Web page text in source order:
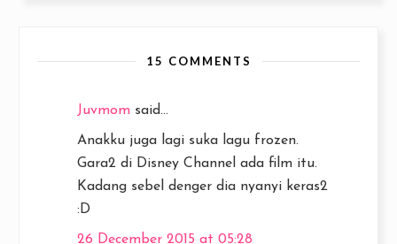
15 COMMENTS
Juvmom said...
Anakku juga lagi suka lagu frozen.
Gara2 di Disney Channel ada film itu.
Kadang sebel denger dia nyanyi keras2
:D
26 December 2015 at 05:28